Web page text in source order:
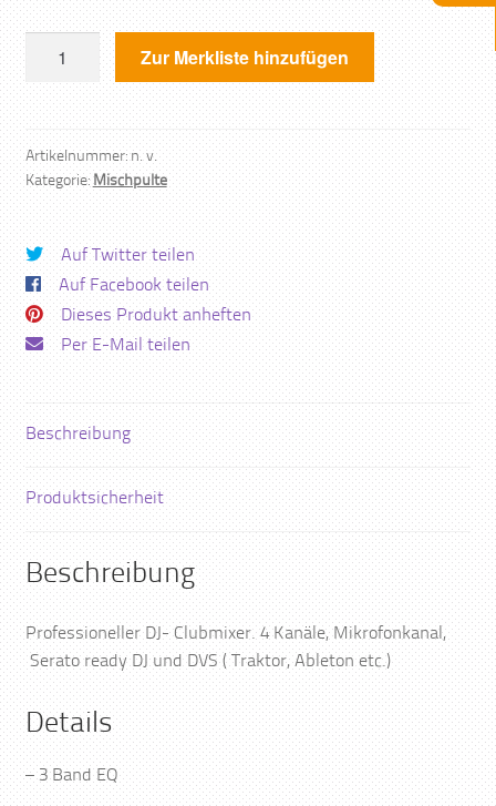
Allen
&
Heath
xone
43c
Menge
Zur Merkliste hinzufügen
Artikelnummer:n. v.
Kategorie:Mischpulte
Auf Twitter teilen
Auf Facebook teilen
Dieses Produkt anheften
Per E-Mail teilen
Beschreibung
Produktsicherheit
Beschreibung
Professioneller DJ- Clubmixer. 4 Kanäle, Mikrofonkanal,
Serato ready DJ und DVS ( Traktor, Ableton etc.)
Details
– 3 Band EQ